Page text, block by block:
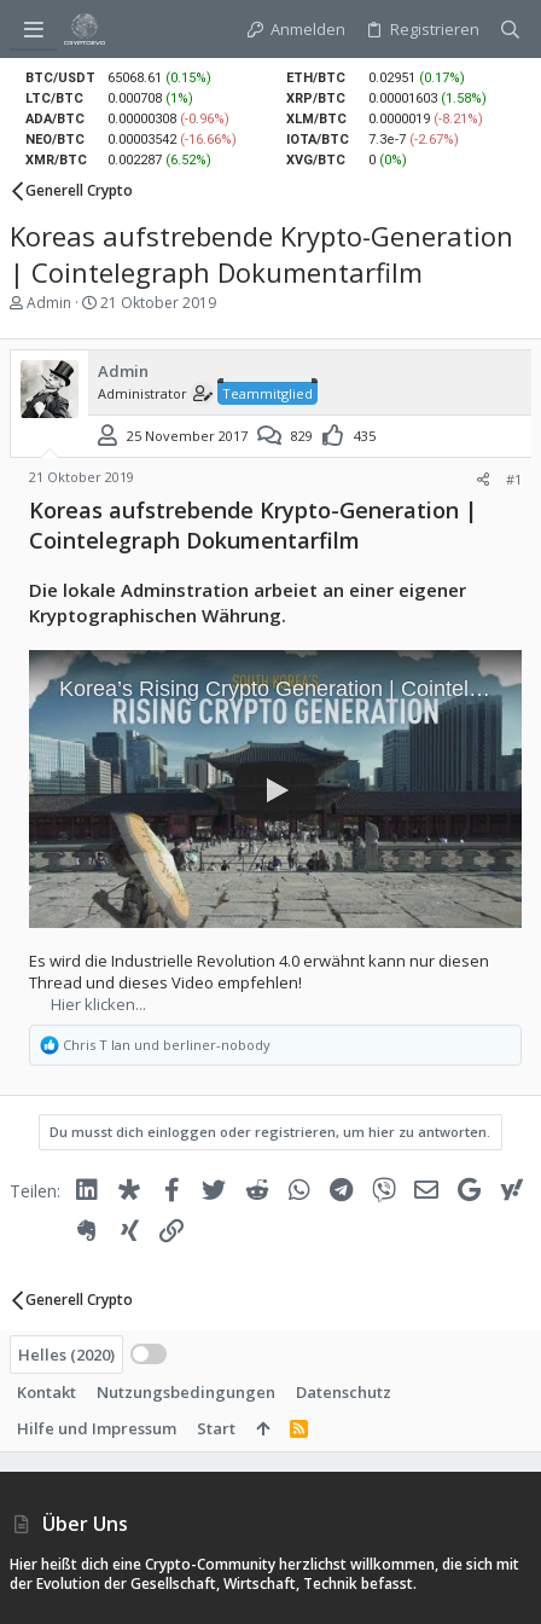
Anmelden Registrieren
BTC/USDT 65068.61 (0.15%) ETH/BTC 0.02951 (0.17%)
LTC/BTC
0.000708 (1%) XRP/BTC 0.00001603 (1.58%)
ADA/BTC
0.00000308 (-0.96%) XLM/BTC 0.0000019 (-8.21%)
NEO/BTC
0.00003542 (-16.66%) IOTA/BTC 7.3e-7 (-2.67%)
XMR/BTC
0.002287 (6.52%) XVG/BTC 0 (0%)
Generell Crypto
Koreas aufstrebende Krypto-Generation
| Cointelegraph Dokumentarfilm
E
s
t
e
l
l
r
Admin
E
s
e
l
l
t
a
m
21 Oktober 2019
Admin
Administrator Teammitglied
25 November 2017 829 435
21 Oktober 2019 #1
Koreas aufstrebende Krypto-Generation |
Cointelegraph Dokumentarfilm
Die lokale Adminstration arbeiet an einer eigener
Kryptographischen Währung.
Es wird die Industrielle Revolution 4.0 erwähnt kann nur diesen
Thread und dieses Video empfehlen!
Hier klicken...
R
e
k
t
i
o
Chris T Ian und berliner-nobody
Du musst dich einloggen oder registrieren, um hier zu antworten.
Teilen: Linked InDiasporaFacebook
Twitter Reddit WhatsAppTelegramViber E-Mail Google
Evernote
Xing
Generell Crypto
Helles (2020)
Kontakt
Nutzungsbedingungen
Datenschutz
Hilfe und Impressum
Start
R
Über Uns
Hier heißt dich eine Crypto-Community herzlichst willkommen, die sich mit
der Evolution der Gesellschaft, Wirtschaft, Technik befasst.